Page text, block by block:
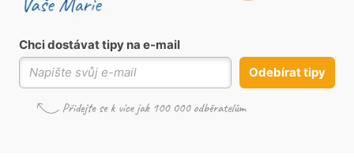
Chci dostávat tipy na e-mail
Odebírat tipy